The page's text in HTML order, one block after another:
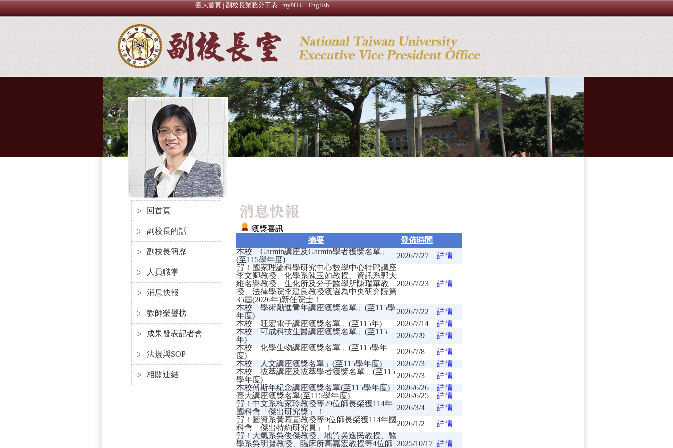
臺大首頁 副校長業務分工表 myNTU| English
回首頁
副校長的話
副校長簡歷
人員職掌
消息快報
教師榮譽榜
成果發表記者會
法規與SOP
相關連結
獲獎喜訊
摘要
發佈時間
本校「Garmin講座及Garmin學者獲獎名單」
(至115學年度)
2026/7/27
詳情
賀！國家理論科學研究中心數學中心特聘講座
李文卿教授、化學系陳玉如教授、資訊系郭大
維名譽教授、生化所及分子醫學所陳瑞華教
授、法律學院李建良教授獲選為中央研究院第
35屆(2026年)新任院士！
2026/7/23 詳情
本校「學術勵進青年講座獲獎名單」(至115學
年度)
2026/7/22
詳情
本校「旺宏電子講座獲獎名單」(至115年)
2026/7/14
詳情
本校「可成科技生醫講座獲獎名單」(至115
年)
2026/7/9
詳情
本校「化學生物講座獲獎名單」(至115學年
度)
2026/7/8
詳情
本校「人文講座獲獎名單」(至115學年度)
2026/7/3
詳情
本校「拔萃講座及拔萃學者獲獎名單」(至115
學年度)
2026/7/3
詳情
本校傅斯年紀念講座獲獎名單(至115學年度)
2026/6/26
詳情
臺大講座獲獎名單(至115學年度)
2026/6/25
詳情
賀！中文系梅家玲教授等29位師長榮獲114年
國科會「傑出研究獎」！
2026/3/4
詳情
賀！圖資系黃慕萱教授等9位師長榮獲114年國
科會「傑出特約研究員」！
2026/1/2
詳情
賀！大氣系吳俊傑教授、地質吳逸民教授、醫
學系吳明賢教授、臨床所高嘉宏教授等4位師 2025/10/17 詳情